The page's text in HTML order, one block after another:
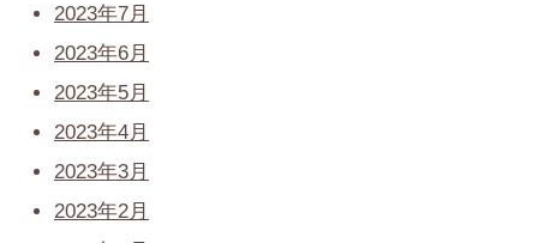
2023年7月
2023年6月
2023年5月
2023年4月
2023年3月
2023年2月